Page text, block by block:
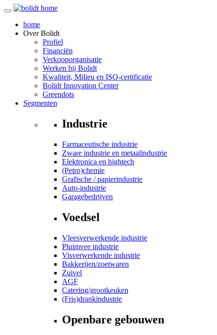
home
OverBolidt
Profiel
Financiën
Verkooporganisatie
Werken bij Bolidt
Kwaliteit, Milieu en ISO-certificatie
Bolidt Innovation Center
Greendots
Segmenten
Industrie
Farmaceutische industrie
Zware industrie en metaalindustrie
Elektronica en hightech
(Petro)chemie
Grafische / papierindustrie
Auto-industrie
Garagebedrijven
Voedsel
Vleesverwerkende industrie
Pluimvee industrie
Visverwerkende industrie
Bakkerijen/zoetwaren
Zuivel
AGF
Catering/grootkeuken
(Fris)drankindustrie
Openbare gebouwen